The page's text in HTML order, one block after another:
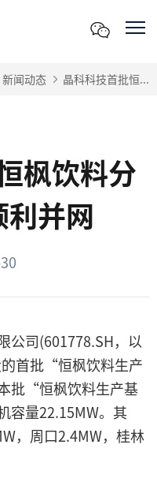
新闻动态 晶科科技首批恒...
枫饮料分
并网
公司(601778.SH，以
首批“恒枫饮料生产
批“恒枫饮料生产基
容量22.15MW。其
，周口2.4MW，桂林